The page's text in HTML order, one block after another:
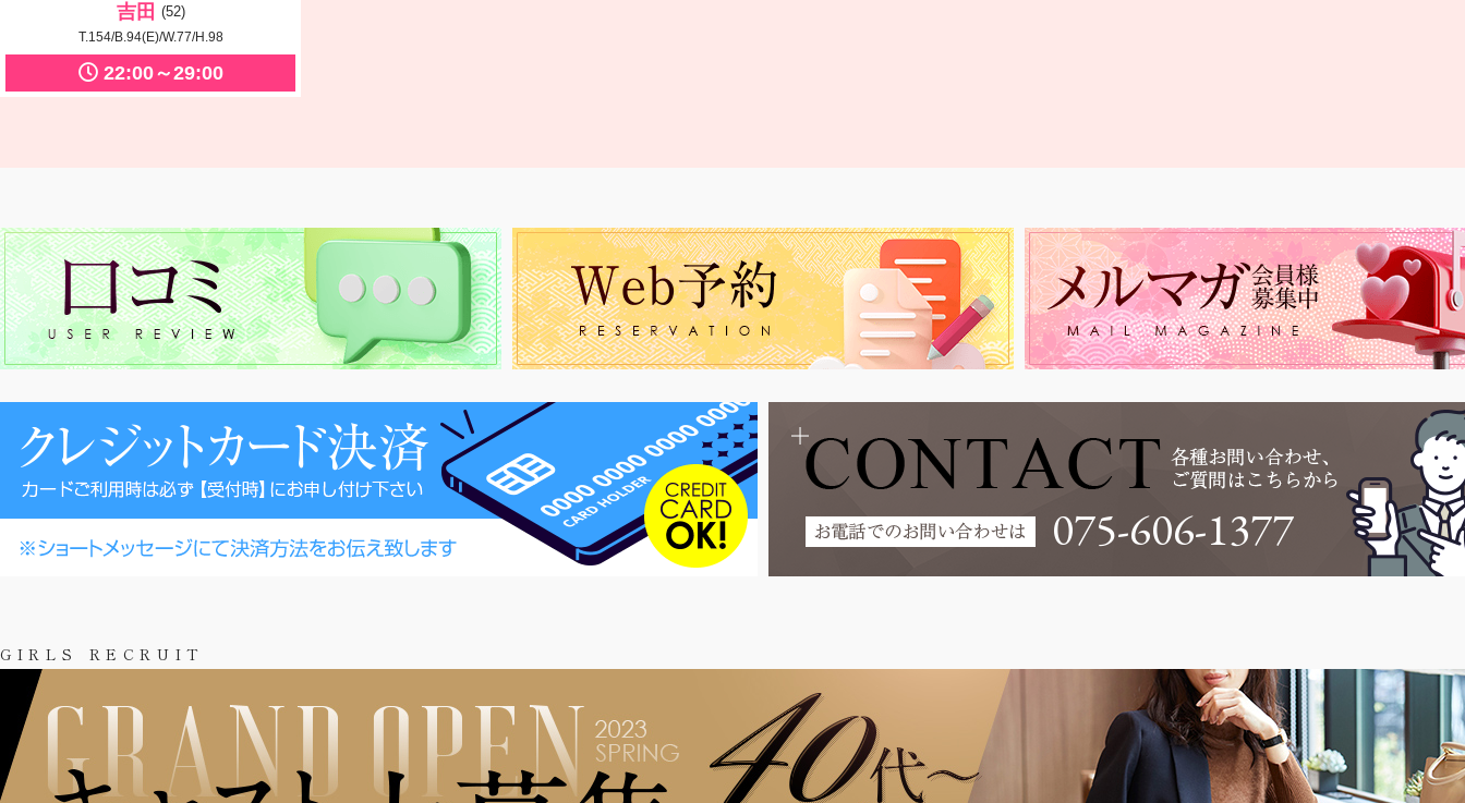
吉田 (52)
T.154/B.94(E)/W.77/H.98
22:00～29:00
075-606-1377
GIRLS RECRUIT